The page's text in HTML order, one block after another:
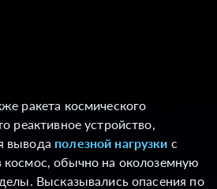
ракета космического
реактивное устройство,
вывода полезной нагрузки с
космос, обычно на околоземную
Высказывались опасения по